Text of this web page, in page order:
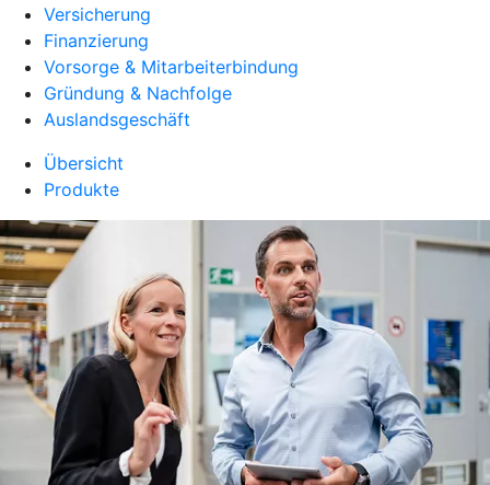
Versicherung
Finanzierung
Vorsorge & Mitarbeiterbindung
Gründung & Nachfolge
Auslandsgeschäft
Übersicht
Produkte